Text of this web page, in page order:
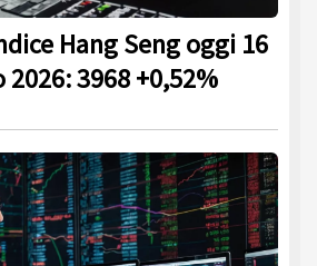
Hang Seng oggi 16
2026: 3968 +0,52%